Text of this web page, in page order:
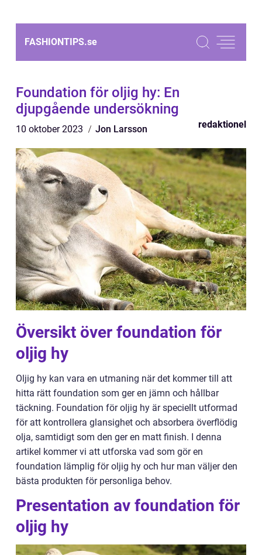
FASHIONTIPS.se
Foundation för oljig hy: En
djupgående undersökning
10 oktober 2023 Jon Larsson redaktionel
Översikt över foundation för
oljig hy
Oljig hy kan vara en utmaning när det kommer till att
hitta rätt foundation som ger en jämn och hållbar
täckning. Foundation för oljig hy är speciellt utformad
för att kontrollera glansighet och absorbera överflödig
olja, samtidigt som den ger en matt finish. I denna
artikel kommer vi att utforska vad som gör en
foundation lämplig för oljig hy och hur man väljer den
bästa produkten för personliga behov.
Presentation av foundation för
oljig hy